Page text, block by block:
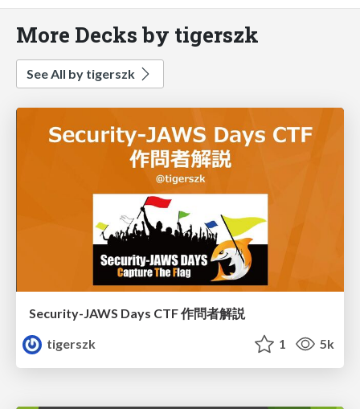
More Decks by tigerszk
See All by tigerszk
Security-JAWS Days CTF 作問者解説
tigerszk
1 5k